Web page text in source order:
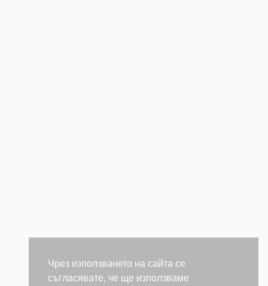
Чрез използването на сайта се
съгласявате, че ще използваме